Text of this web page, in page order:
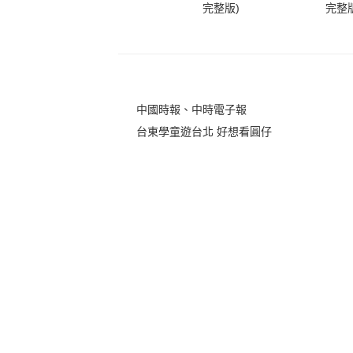
完整版) 完整
中國時報、中時電子報
台東學童遊台北 好想看圓仔